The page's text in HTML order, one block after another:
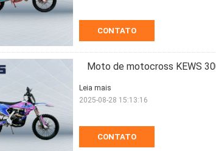
CONTATO
Moto de motocross KEWS
CONTATO
Leia mais
2025-08-28 15:13:16